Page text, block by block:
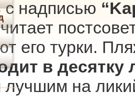
с надписью
его турки.
в
лучшим на